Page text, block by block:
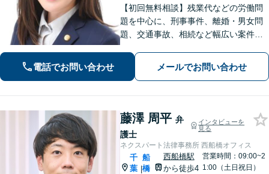
【初回無料相談】残業代などの労働問
題を中心に、刑事事件、離婚・男女問
題、交通事故、相続など幅広い案件に
利を守り、粘り強い交渉と温かいサポ
ートで力強く支えます。【夜間休日対
電話でお問い合わせ メールでお問い合わせ
藤澤 周平 弁
護士
インタビューを
見る
ネクスパート法律事務所 西船橋オフィス
千
葉 |
船
橋
西船橋駅
から徒歩4
営業時間：09:00~2
1:00（土日祝日）